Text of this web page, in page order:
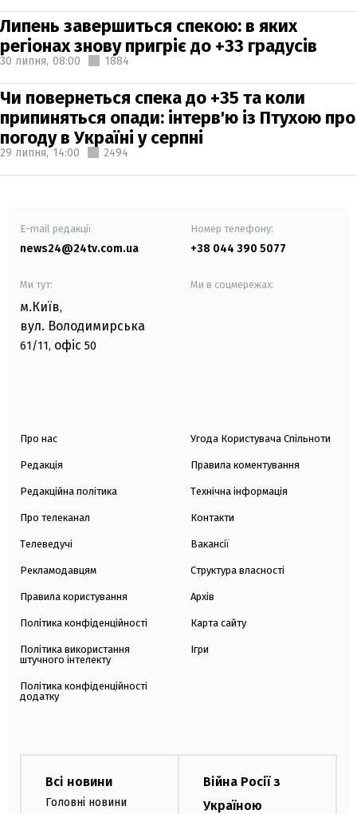
Липень завершиться спекою: в яких
регіонах знову пригріє до +33 градусів
30 липня, 08:00 1884
Чи повернеться спека до +35 та коли
припиняться опади: інтерв'ю із Птухою про
погоду в Україні у серпні
29 липня, 14:00 2494
E-mail редакції
news24@24tv.com.ua
Номер телефону:
+38 044 390 5077
Ми тут:
м.Київ,
вул. Володимирська
61/11, офіс 50
Ми в соцмережах:
Про нас
Редакція
Редакційна політика
Про телеканал
Телеведучі
Рекламодавцям
Правила користування
Політика конфіденційності
Політика використання
штучного інтелекту
Політика конфіденційності
додатку
Угода Користувача Спільноти
Правила коментування
Технічна інформація
Контакти
Вакансії
Структура власності
Архів
Карта сайту
Ігри
Всі новини
Головні новини
Війна Росії з
Україною